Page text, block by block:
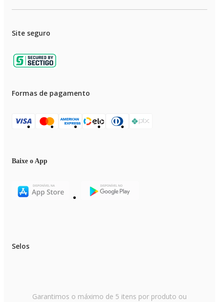
Site seguro
Formas de pagamento
Baixe o App
Selos
Garantimos o máximo de 5 itens por produto ou